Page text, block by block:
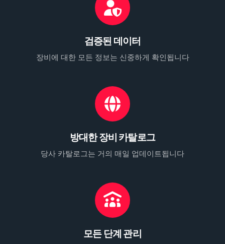
검증된 데이터
장비에 대한 모든 정보는 신중하게 확인됩니다
방대한 장비 카탈로그
당사 카탈로그는 거의 매일 업데이트됩니다
모든 단계 관리